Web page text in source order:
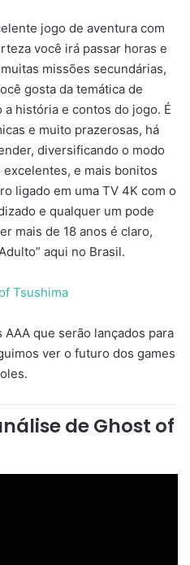
jogo de aventura com
você irá passar horas e
missões secundárias,
gosta da temática de
história e contos do jogo. É
e muito prazerosas, há
diversificando o modo
e mais bonitos
ligado em uma TV 4K com o
e qualquer um pode
mais de 18 anos é claro,
aqui no Brasil.
que serão lançados para
ver o futuro dos games
de Ghost of